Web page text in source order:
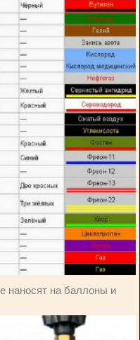
наносят на баллоны и